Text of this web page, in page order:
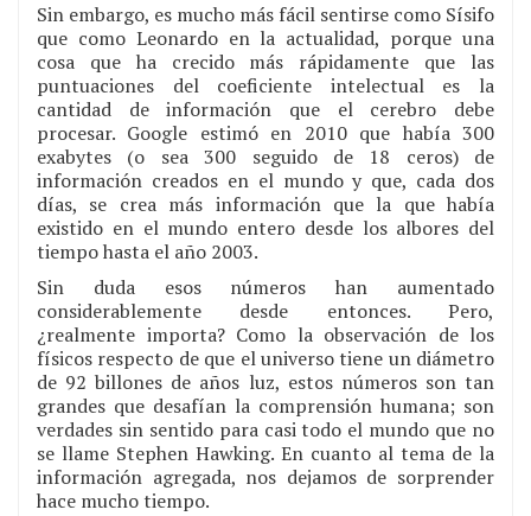
Sin embargo, es mucho más fácil sentirse como Sísifo
que como Leonardo en la actualidad, porque una
cosa que ha crecido más rápidamente que las
puntuaciones del coeficiente intelectual es la
cantidad de información que el cerebro debe
procesar. Google estimó en 2010 que había 300
exabytes (o sea 300 seguido de 18 ceros) de
información creados en el mundo y que, cada dos
días, se crea más información que la que había
existido en el mundo entero desde los albores del
tiempo hasta el año 2003.
Sin duda esos números han aumentado
considerablemente desde entonces. Pero,
¿realmente importa? Como la observación de los
físicos respecto de que el universo tiene un diámetro
de 92 billones de años luz, estos números son tan
grandes que desafían la comprensión humana; son
verdades sin sentido para casi todo el mundo que no
se llame Stephen Hawking. En cuanto al tema de la
información agregada, nos dejamos de sorprender
hace mucho tiempo.